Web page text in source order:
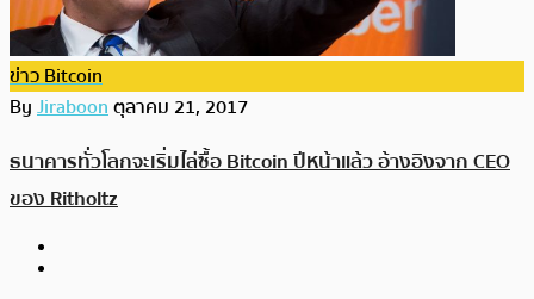
ข่าว Bitcoin
ByJiraboonตุลาคม 21, 2017
ธนาคารทั่วโลกจะเริ่มไล่ซื้อ Bitcoin ปีหน้าแล้ว อ้างอิงจาก CEO
ของ Ritholtz